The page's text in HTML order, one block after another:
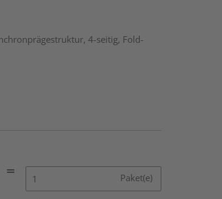
4-seitig, Fold-
Paket(e)